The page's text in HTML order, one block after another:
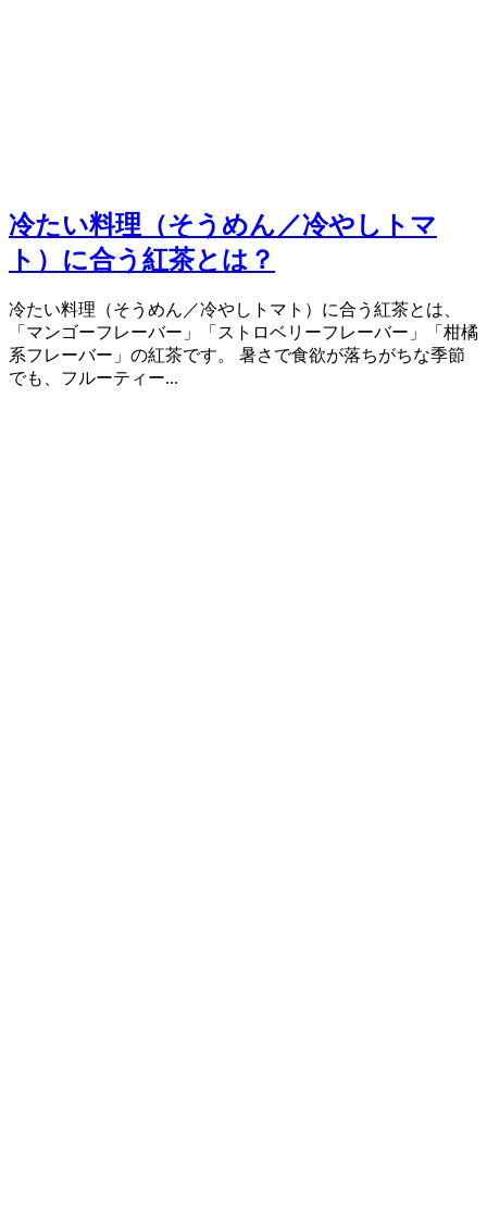
冷たい料理（そうめん／冷やしトマ
ト）に合う紅茶とは？
冷たい料理（そうめん／冷やしトマト）に合う紅茶とは、
「マンゴーフレーバー」「ストロベリーフレーバー」「柑橘
系フレーバー」の紅茶です。 暑さで食欲が落ちがちな季節
でも、フルーティー...